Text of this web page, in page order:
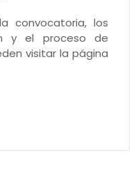
convocatoria, los
y el proceso de
visitar la página